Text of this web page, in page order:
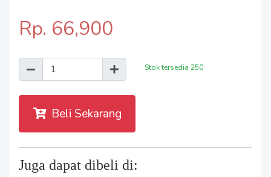
Rp. 66,900
Stok tersedia 250
Beli Sekarang
Juga dapat dibeli di: